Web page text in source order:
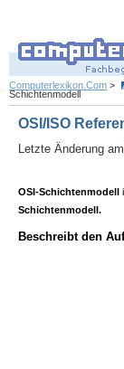
Computerlexikon.Com >
Schichtenmodell
OSI/ISO
Letzte Änderung am
OSI-Schichtenmodell
Schichtenmodell.
Beschreibt den